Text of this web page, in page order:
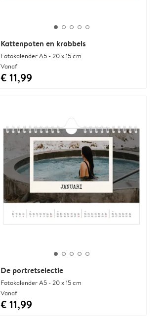
Kattenpoten en krabbels
Fotokalender A5 - 20 x 15 cm
Vanaf
€ 11,99
De portretselectie
Fotokalender A5 - 20 x 15 cm
Vanaf
€ 11,99